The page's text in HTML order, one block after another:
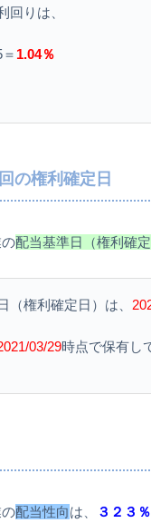
回りは、
1.04％
の権利確定日
配当基準日（権利確定
（権利確定日）は、
03/29時点で保有し
配当性向は、 ３２３％